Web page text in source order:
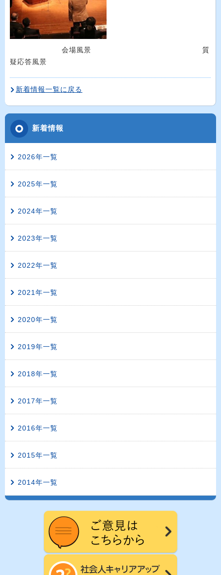
会場風景 質
疑応答風景
新着情報一覧に戻る
新着情報
2026年一覧
2025年一覧
2024年一覧
2023年一覧
2022年一覧
2021年一覧
2020年一覧
2019年一覧
2018年一覧
2017年一覧
2016年一覧
2015年一覧
2014年一覧